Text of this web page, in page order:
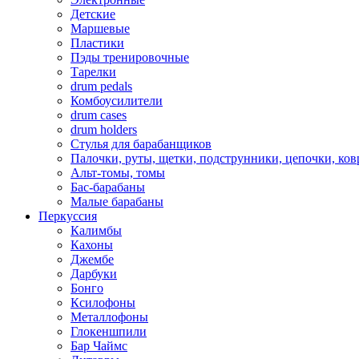
Детские
Маршевые
Пластики
Пэды тренировочные
Тарелки
drum pedals
Комбоусилители
drum cases
drum holders
Стулья для барабанщиков
Палочки, руты, щетки, подструнники, цепочки,
Альт-томы, томы
Бас-барабаны
Малые барабаны
Перкуссия
Калимбы
Кахоны
Джембе
Дарбуки
Бонго
Ксилофоны
Металлофоны
Глокеншпили
Бар Чаймс